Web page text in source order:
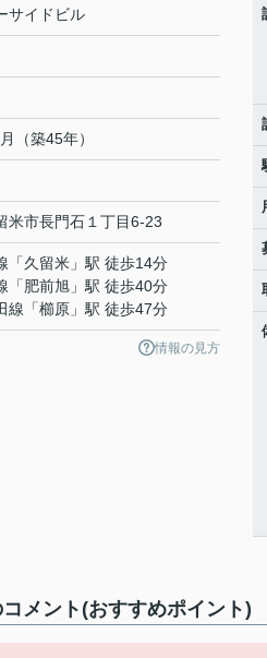
サイドビル
（築45年）
米市長門石 １丁目6-23
「久留米 」駅 徒歩14分
「 肥前旭 」駅 徒歩40分
線 「櫛原 」駅 徒歩47分
情報の見方
メント(おすすめポイント)